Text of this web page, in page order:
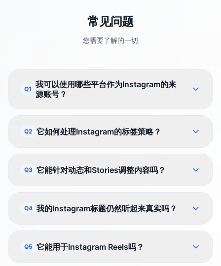
常见问题
您需要了解的一切
Q1 我可以使用哪些平台作为Instagram的来
源账号？
Q2 它如何处理Instagram的标签策略？
Q3 它能针对动态和Stories调整内容吗？
Q4 我的Instagram标题仍然听起来真实吗？
Q5 它能用于Instagram Reels吗？